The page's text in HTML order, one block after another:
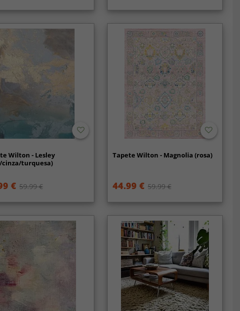
Wilton - Lesley
cinza/turquesa)
€ 59.99 €
Tapete Wilton - Magnolia (rosa)
44.99 € 59.99 €